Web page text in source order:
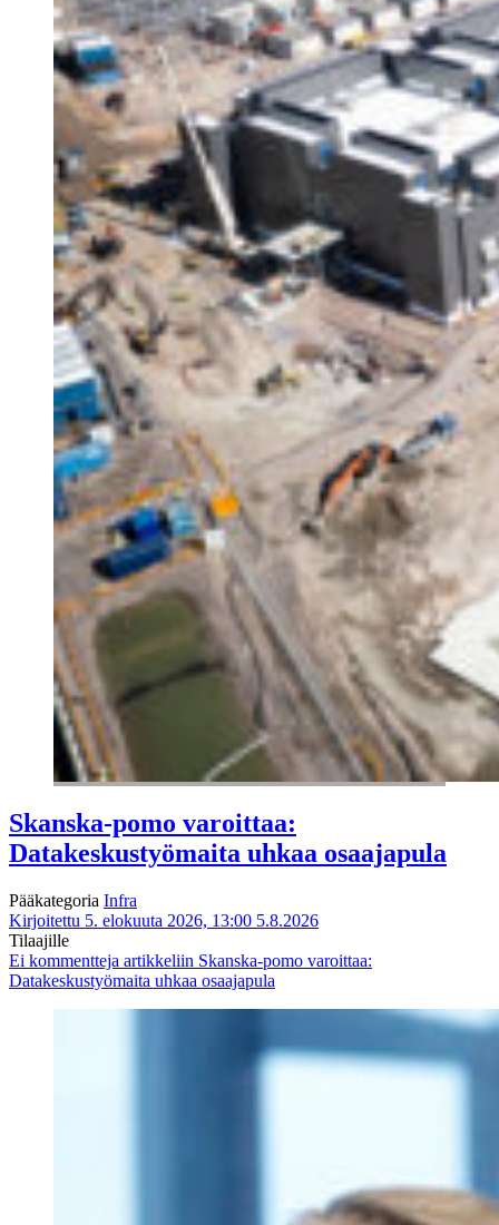
Skanska-pomo varoittaa:
Datakeskustyömaita uhkaa osaajapula
Pääkategoria Infra
Kirjoitettu 5. elokuuta 2026, 13:00 5.8.2026
Tilaajille
Ei kommentteja artikkeliin Skanska-pomo varoittaa:
Datakeskustyömaita uhkaa osaajapula